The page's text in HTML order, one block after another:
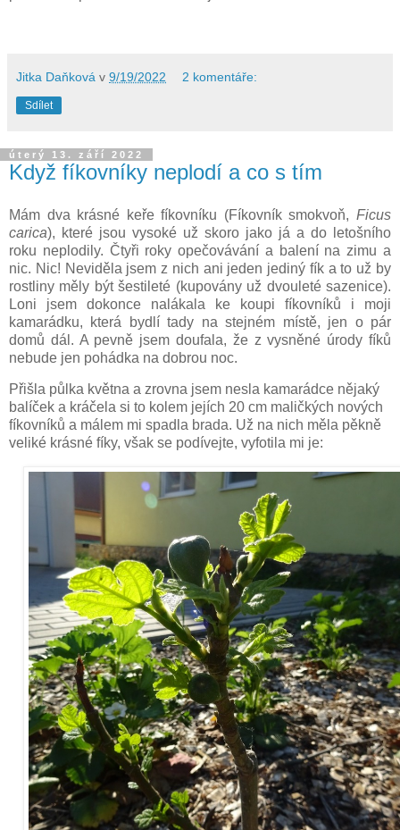
Jitka Daňková v 9/19/2022 2 komentáře:
Sdílet
úterý 13. září 2022
Když fíkovníky neplodí a co s tím
Mám dva krásné keře fíkovníku (Fíkovník smokvoň, Ficus
carica), které jsou vysoké už skoro jako já a do letošního
roku neplodily. Čtyři roky opečovávání a balení na zimu a
nic. Nic! Neviděla jsem z nich ani jeden jediný fík a to už by
rostliny měly být šestileté (kupovány už dvouleté sazenice).
Loni jsem dokonce nalákala ke koupi fíkovníků i moji
kamarádku, která bydlí tady na stejném místě, jen o pár
domů dál. A pevně jsem doufala, že z vysněné úrody fíků
nebude jen pohádka na dobrou noc.
Přišla půlka května a zrovna jsem nesla kamarádce nějaký
balíček a kráčela si to kolem jejích 20 cm maličkých nových
fíkovníků a málem mi spadla brada. Už na nich měla pěkně
veliké krásné fíky, však se podívejte, vyfotila mi je: